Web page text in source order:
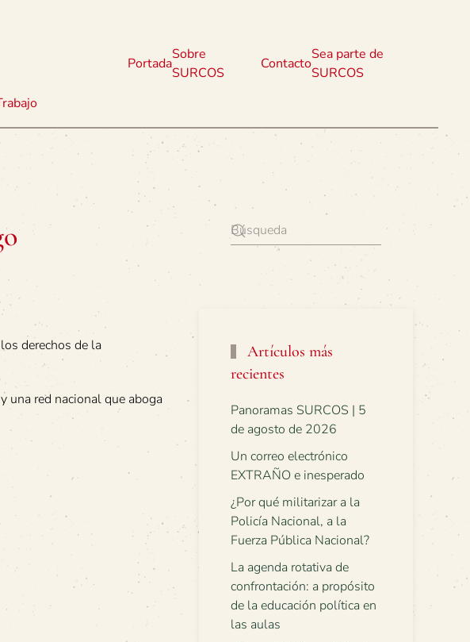
Portada
Sobre
SURCOS
Contacto
Sea parte de
SURCOS
derechos de la
una red nacional que aboga
Artículos más
recientes
Panoramas SURCOS | 5
de agosto de 2026
Un correo electrónico
EXTRAÑO e inesperado
¿Por qué militarizar a la
Policía Nacional, a la
Fuerza Pública Nacional?
La agenda rotativa de
confrontación: a propósito
de la educación política en
las aulas